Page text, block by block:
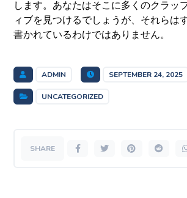
します。あなたはそこに多くのクラッ
ィブを見つけるでしょうが、それらは
書かれているわけではありません。
ADMIN SEPTEMBER 24, 2025
UNCATEGORIZED